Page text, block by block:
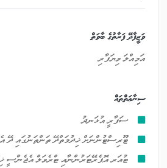
ވަޒީފާދޭ ފަރާތުގެ ބާވަތް
އަމިއްލަ ވިޔަފާރި
ސިނާޢަތްތައް
ސަފާރީ އުޅަނދު
ޓޫރިސްޓުންނަށް ޚިދުމަތްދޭ ތަންތަނުގައި ދޭ
ޓުއަރ އޮޕެރޭޓަރުންނާއި ޓްރެވަލް އެޖެންސީ